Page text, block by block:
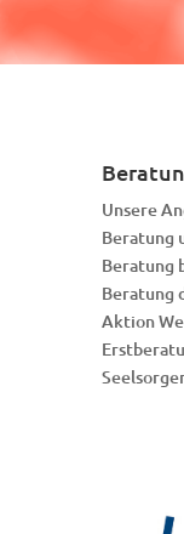
Unsere
Beratung
Beratung
Beratung
Aktion